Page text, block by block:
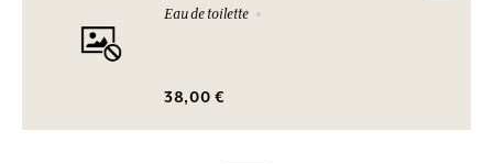
Eau de toilette
38,00 €